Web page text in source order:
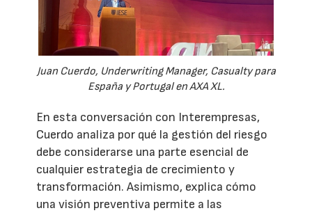
Juan Cuerdo, Underwriting Manager, Casualty para
España y Portugal en AXA XL.
En esta conversación con Interempresas,
Cuerdo analiza por qué la gestión del riesgo
debe considerarse una parte esencial de
cualquier estrategia de crecimiento y
transformación. Asimismo, explica cómo
una visión preventiva permite a las